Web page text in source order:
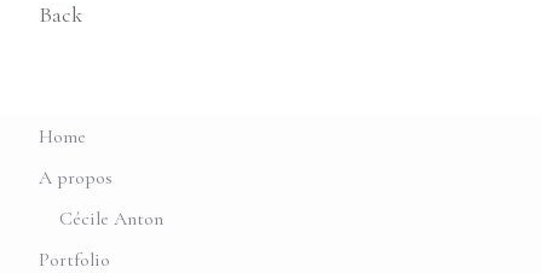
Back
Home
A propos
Cécile Anton
Portfolio